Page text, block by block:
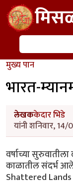
Skip to main content
शोध
मुख्य पान
भारत-
लेखककेदार भिडे
यांनी शनिवार,
वर्षाच्या सुरुवातीला
काळातील संदर्भ
Shattered